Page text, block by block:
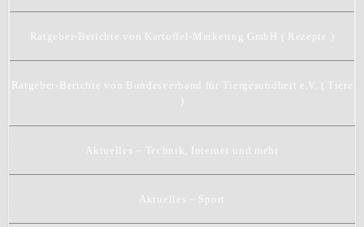
Ratgeber-Berichte von Kartoffel-Marketing GmbH ( Rezepte )
Ratgeber-Berichte von Bundesverband für Tiergesundheit e.V. ( Tiere
)
Aktuelles – Technik, Internet und mehr
Aktuelles – Sport